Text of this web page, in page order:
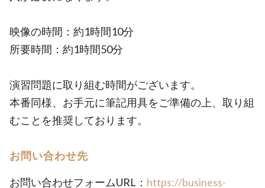
映像の時間：約1時間10分
所要時間：約1時間50分
演習問題に取り組む時間がございます。
本番同様、お手元に筆記用具をご準備の上、取り組
むことを推奨しております。
お問い合わせ先
お問い合わせフォームURL： https://business-